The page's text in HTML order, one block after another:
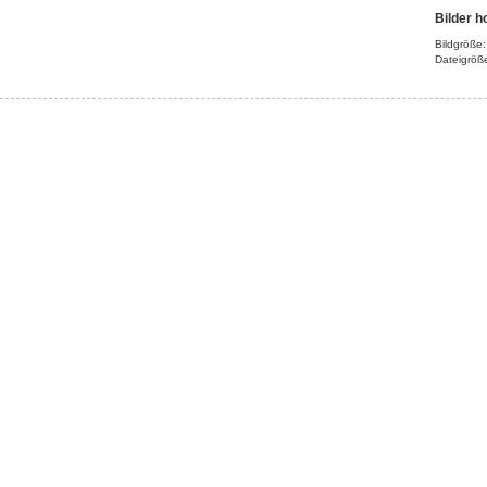
Bilder